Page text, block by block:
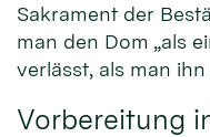
Sakrament der
man den Dom „als
verlässt, als man
Vorbereitung